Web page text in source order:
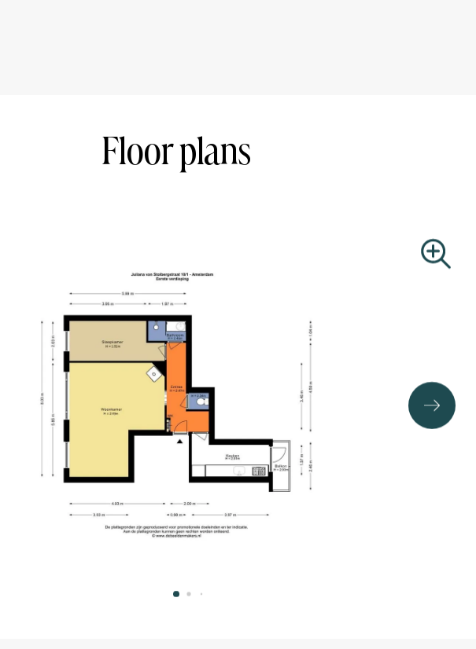
of Bos and Lommer. A quiet residential
of the street. (climbing, paddel, regular gym).
or Jan van Galenstraat and Jan
7, 19 and bus 15, 21 and 247) and roads
Station is within cycling distance.
on the first floor. Entry into the hall
living room with large windows is located
create an extra (sleeping) room. Also at the
in the middle and is nicely finished with
sink completes the space. There is also a
burner stove, hood, oven, dishwasher,
of about 2m². A big plus is the spacious
Floor plans